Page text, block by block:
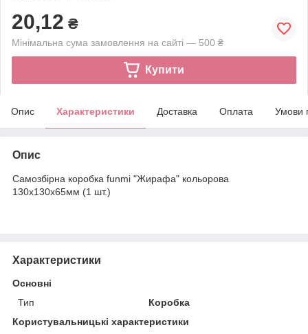
20,12 ₴
Мінімальна сума замовлення на сайті — 500 ₴
Купити
Опис Характеристики Доставка Оплата Умови
Опис
Самозбірна коробка funmi "Жирафа" кольорова
130х130х65мм (1 шт.)
Характеристики
Основні
Тип
Коробка
Користувальницькі характеристики